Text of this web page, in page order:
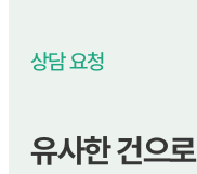
상담 요청
유사한 건으로